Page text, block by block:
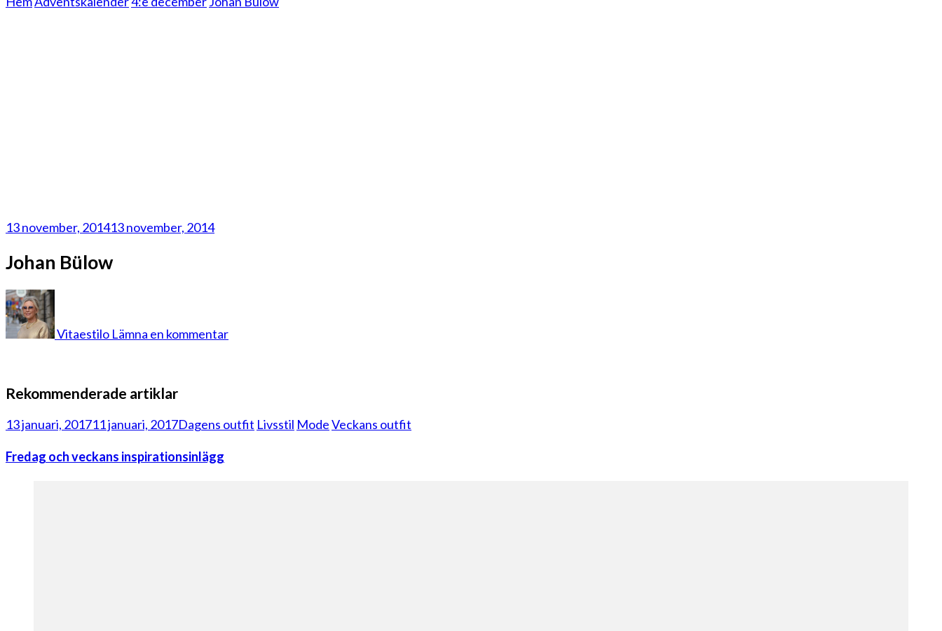
13 november, 201413 november, 2014
Johan Bülow
Vitaestilo Lämna en kommentar
Rekommenderade artiklar
13 januari, 201711 januari, 2017Dagens outfit Livsstil ModeVeckans outfit
Fredag och veckans inspirationsinlägg